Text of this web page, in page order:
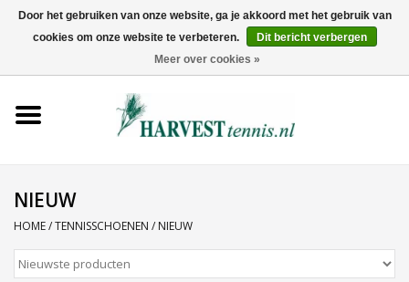
0 Artikelen - €0,00
Tenniskleding
NIEUW
HOME/TENNISSCHOENEN / NIEUW
Door het gebruiken van onze website, ga je akkoord met het gebruik van
cookies om onze website te verbeteren.
Dit bericht verbergen
Meer over cookies »